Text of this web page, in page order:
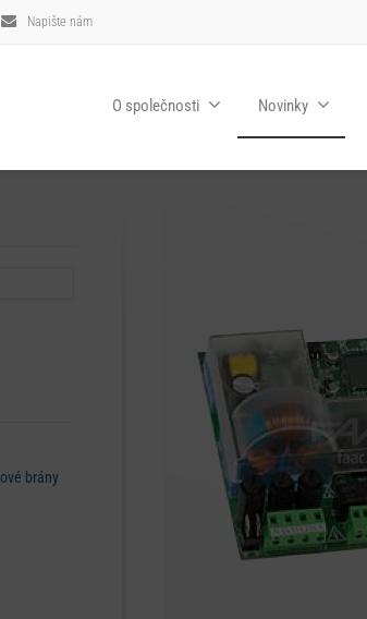
Napište nám
O společnosti Novinky
brány